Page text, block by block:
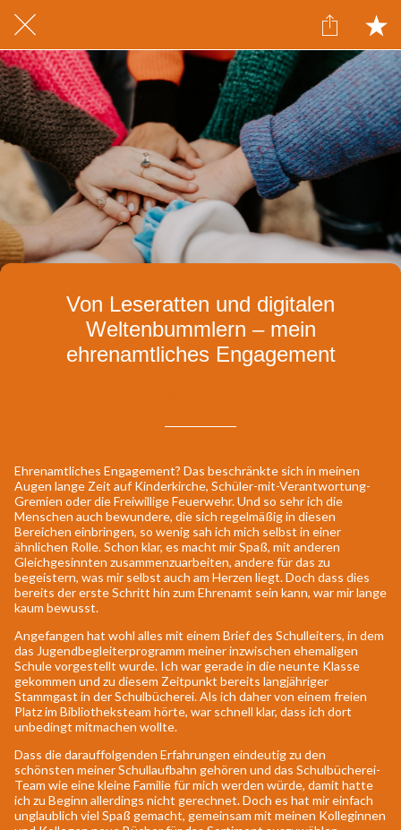
Von Leseratten und digitalen
Weltenbummlern – mein
ehrenamtliches Engagement
Ehrenamtliches Engagement? Das beschränkte sich in meinen
Augen lange Zeit auf Kinderkirche, Schüler-mit-Verantwortung-
Gremien oder die Freiwillige Feuerwehr. Und so sehr ich die
Menschen auch bewundere, die sich regelmäßig in diesen
Bereichen einbringen, so wenig sah ich mich selbst in einer
ähnlichen Rolle. Schon klar, es macht mir Spaß, mit anderen
Gleichgesinnten zusammenzuarbeiten, andere für das zu
begeistern, was mir selbst auch am Herzen liegt. Doch dass dies
bereits der erste Schritt hin zum Ehrenamt sein kann, war mir lange
kaum bewusst.
Angefangen hat wohl alles mit einem Brief des Schulleiters, in dem
das Jugendbegleiterprogramm meiner inzwischen ehemaligen
Schule vorgestellt wurde. Ich war gerade in die neunte Klasse
gekommen und zu diesem Zeitpunkt bereits langjähriger
Stammgast in der Schulbücherei. Als ich daher von einem freien
Platz im Bibliotheksteam hörte, war schnell klar, dass ich dort
unbedingt mitmachen wollte.
Dass die darauffolgenden Erfahrungen eindeutig zu den
schönsten meiner Schullaufbahn gehören und das Schulbücherei-
Team wie eine kleine Familie für mich werden würde, damit hatte
ich zu Beginn allerdings nicht gerechnet. Doch es hat mir einfach
unglaublich viel Spaß gemacht, gemeinsam mit meinen Kolleginnen